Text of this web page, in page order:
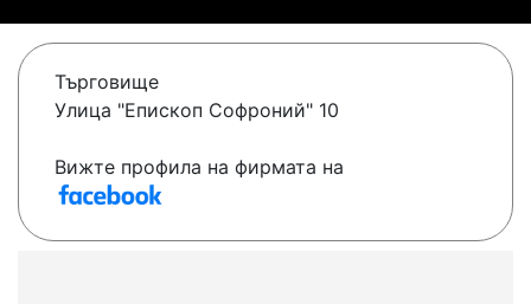
Търговище
Улица "Епископ Софроний" 10
Вижте профила на фирмата на